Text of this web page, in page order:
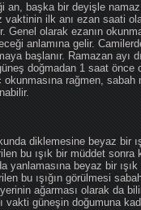
an, başka bir deyişle namaz
vaktinin ilk anı ezan saati
Genel olarak ezanın
anlamına gelir.
başlanır. Ramazan ayı
doğmadan 1 saat önce
okunmasına rağmen, sabah
diklemesine beyaz bir
bu ışık bir müddet sonra
yanlamasına beyaz bir
bu ışığın görülmesi
ağarması olarak da
vakti güneşin doğumuna